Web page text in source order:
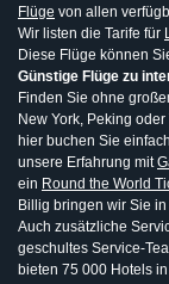
Flüge von allen
Wir listen die Tarife für
Diese Flüge können
Günstige Flüge zu
Finden Sie ohne
New York, Peking
hier buchen Sie
unsere Erfahrung mit
ein Round the World
Billig bringen wir Sie
Auch zusätzliche
geschultes Service-
bieten 75 000 Hotels